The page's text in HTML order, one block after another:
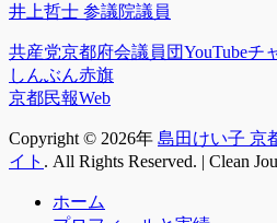
井上哲士 参議院議員
共産党京都府会議員団YouTubeチ
しんぶん赤旗
京都民報Web
Copyright © 2026年 島田けい子 京
イト . All Rights Reserved. | Clean
ホーム